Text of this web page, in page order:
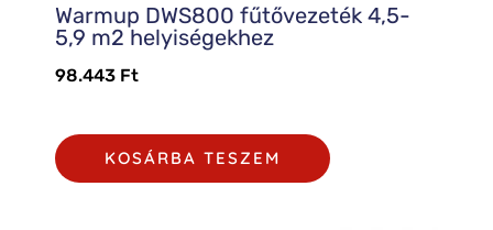
Warmup DWS800 fűtővezeték 4,5-
5,9 m2 helyiségekhez
98.443 Ft
KOSÁRBA TESZEM